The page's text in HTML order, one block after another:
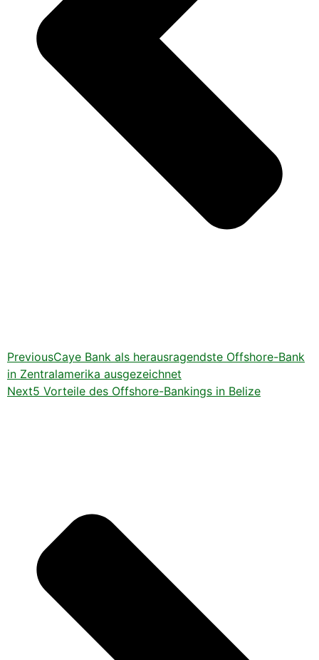
PreviousCaye Bank als herausragendste Offshore-Bank
in Zentralamerika ausgezeichnet
Next5 Vorteile des Offshore-Bankings in Belize